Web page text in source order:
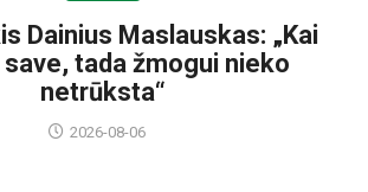
Dainius Maslauskas: „Kai
tada žmogui nieko
netrūksta“
2026-08-06